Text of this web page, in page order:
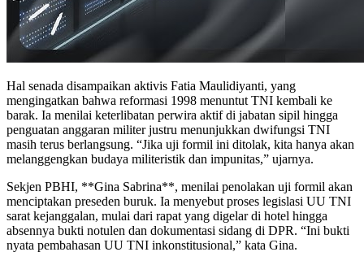
Hal senada disampaikan aktivis Fatia Maulidiyanti, yang
mengingatkan bahwa reformasi 1998 menuntut TNI kembali ke
barak. Ia menilai keterlibatan perwira aktif di jabatan sipil hingga
penguatan anggaran militer justru menunjukkan dwifungsi TNI
masih terus berlangsung. “Jika uji formil ini ditolak, kita hanya akan
melanggengkan budaya militeristik dan impunitas,” ujarnya.
Sekjen PBHI, **Gina Sabrina**, menilai penolakan uji formil akan
menciptakan preseden buruk. Ia menyebut proses legislasi UU TNI
sarat kejanggalan, mulai dari rapat yang digelar di hotel hingga
absennya bukti notulen dan dokumentasi sidang di DPR. “Ini bukti
nyata pembahasan UU TNI inkonstitusional,” kata Gina.